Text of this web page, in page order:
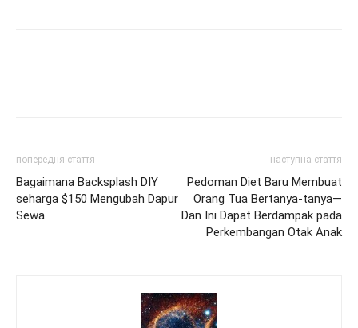
попередня стаття
Bagaimana Backsplash DIY
seharga $150 Mengubah Dapur
Sewa
наступна стаття
Pedoman Diet Baru Membuat
Orang Tua Bertanya-tanya—
Dan Ini Dapat Berdampak pada
Perkembangan Otak Anak